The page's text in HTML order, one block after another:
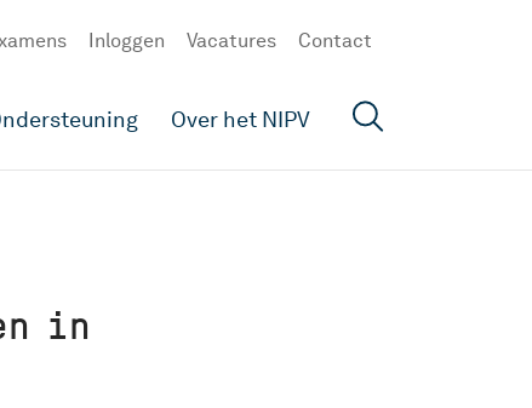
Inloggen Vacatures Contact
Over het NIPV
in